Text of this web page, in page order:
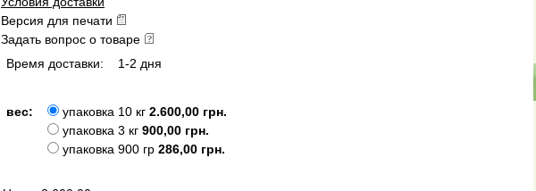
Версия для печати
Задать вопрос о товаре
Время доставки:
1-2 дня
вес: упаковка 10 кг 2.600,00 грн.
упаковка 3 кг 900,00 грн.
упаковка 900 гр 286,00 грн.